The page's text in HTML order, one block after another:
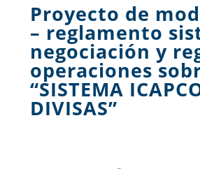
Proyecto de
– reglamento
negociación y
operaciones
“SISTEMA
DIVISAS”